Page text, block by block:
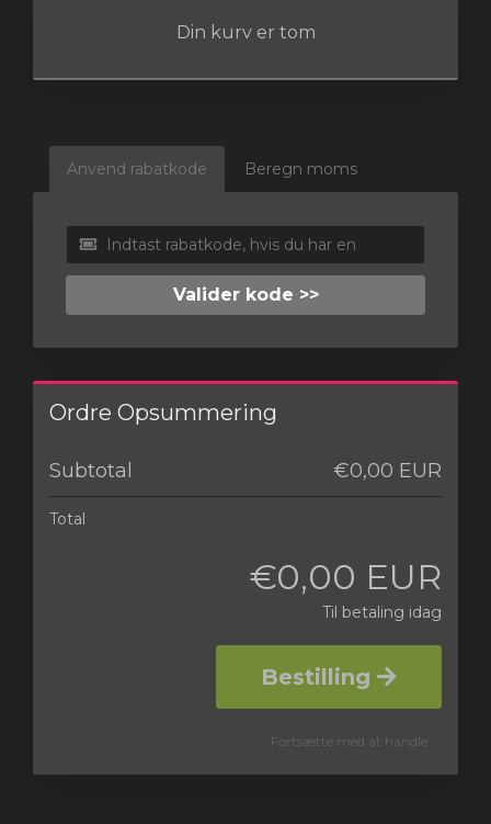
Din kurv er tom
Anvend rabatkode Beregn moms
Valider kode >>
Ordre Opsummering
Subtotal €0,00 EUR
Total
€0,00 EUR
Til betaling idag
Bestilling
Fortsætte med at handle